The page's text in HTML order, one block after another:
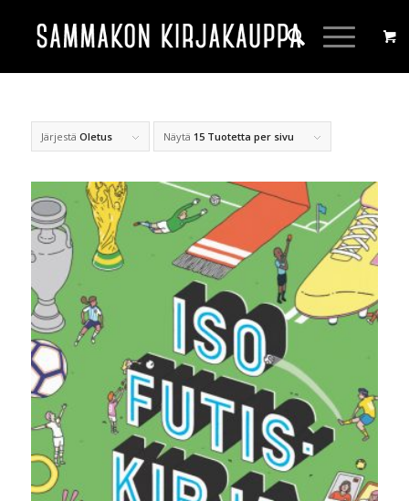
Järjestä Oletus Näytä 15 Tuotetta per sivu